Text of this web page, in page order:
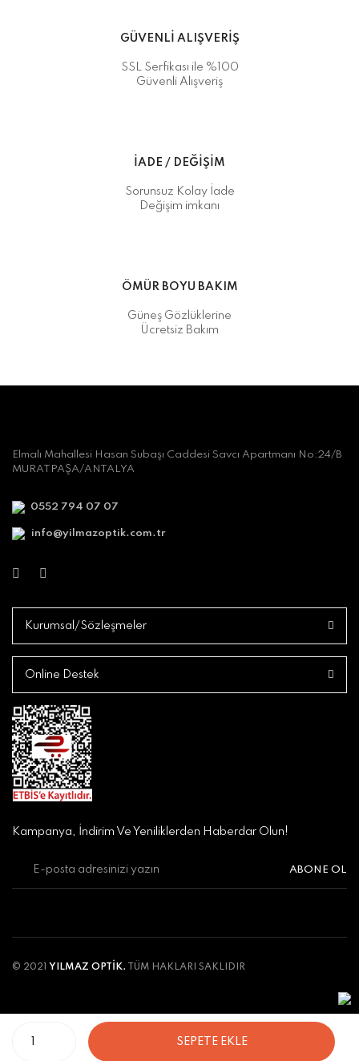
SEPETE EKLE
GÜVENLİ ALIŞVERİŞ
SSL Serfikası ile %100
Güvenli Alışveriş
İADE / DEĞİŞİM
Sorunsuz Kolay İade
Değişim imkanı
ÖMÜR BOYU BAKIM
Güneş Gözlüklerine
Ücretsiz Bakım
Elmalı Mahallesi Hasan Subaşı Caddesi Savcı Apartmanı No:24/B
MURATPAŞA/ANTALYA
0552 794 07 07
info@yilmazoptik.com.tr
Kurumsal/Sözleşmeler
Online Destek
Kampanya, İndirim Ve Yeniliklerden Haberdar Olun!
ABONE OL
© 2021 YILMAZ OPTİK. TÜM HAKLARI SAKLIDIR